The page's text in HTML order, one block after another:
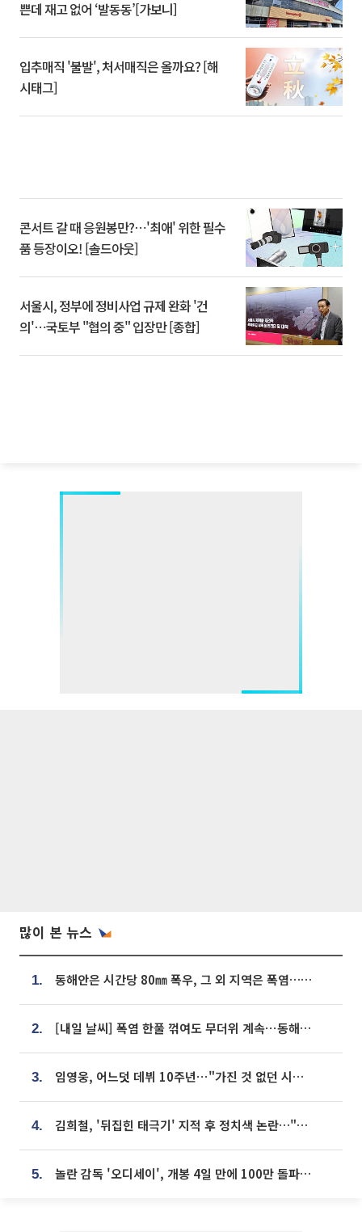
쁜데 재고 없어 ‘발동동’[가보니]
입추매직 '불발', 처서매직은 올까요? [해
시태그]
콘서트 갈 때 응원봉만?⋯'최애' 위한 필수
품 등장이오! [솔드아웃]
서울시, 정부에 정비사업 규제 완화 '건
의'⋯국토부 "협의 중" 입장만 [종합]
많이 본 뉴스
1. 동해안은 시간당 80㎜ 폭우, 그 외 지역은 폭염…‘극과 극 날씨’
2. [내일 날씨] 폭염 한풀 꺾여도 무더위 계속⋯동해안 이틀 연속 비
3. 임영웅, 어느덧 데뷔 10주년⋯"가진 것 없던 시절, 내 앞엔 20명의 팬뿐"
4. 김희철, '뒤집힌 태극기' 지적 후 정치색 논란…"좌우 떠나 우리나라 국기"
5. 놀란 감독 '오디세이', 개봉 4일 만에 100만 돌파⋯'왕사남' 보다 빠르다